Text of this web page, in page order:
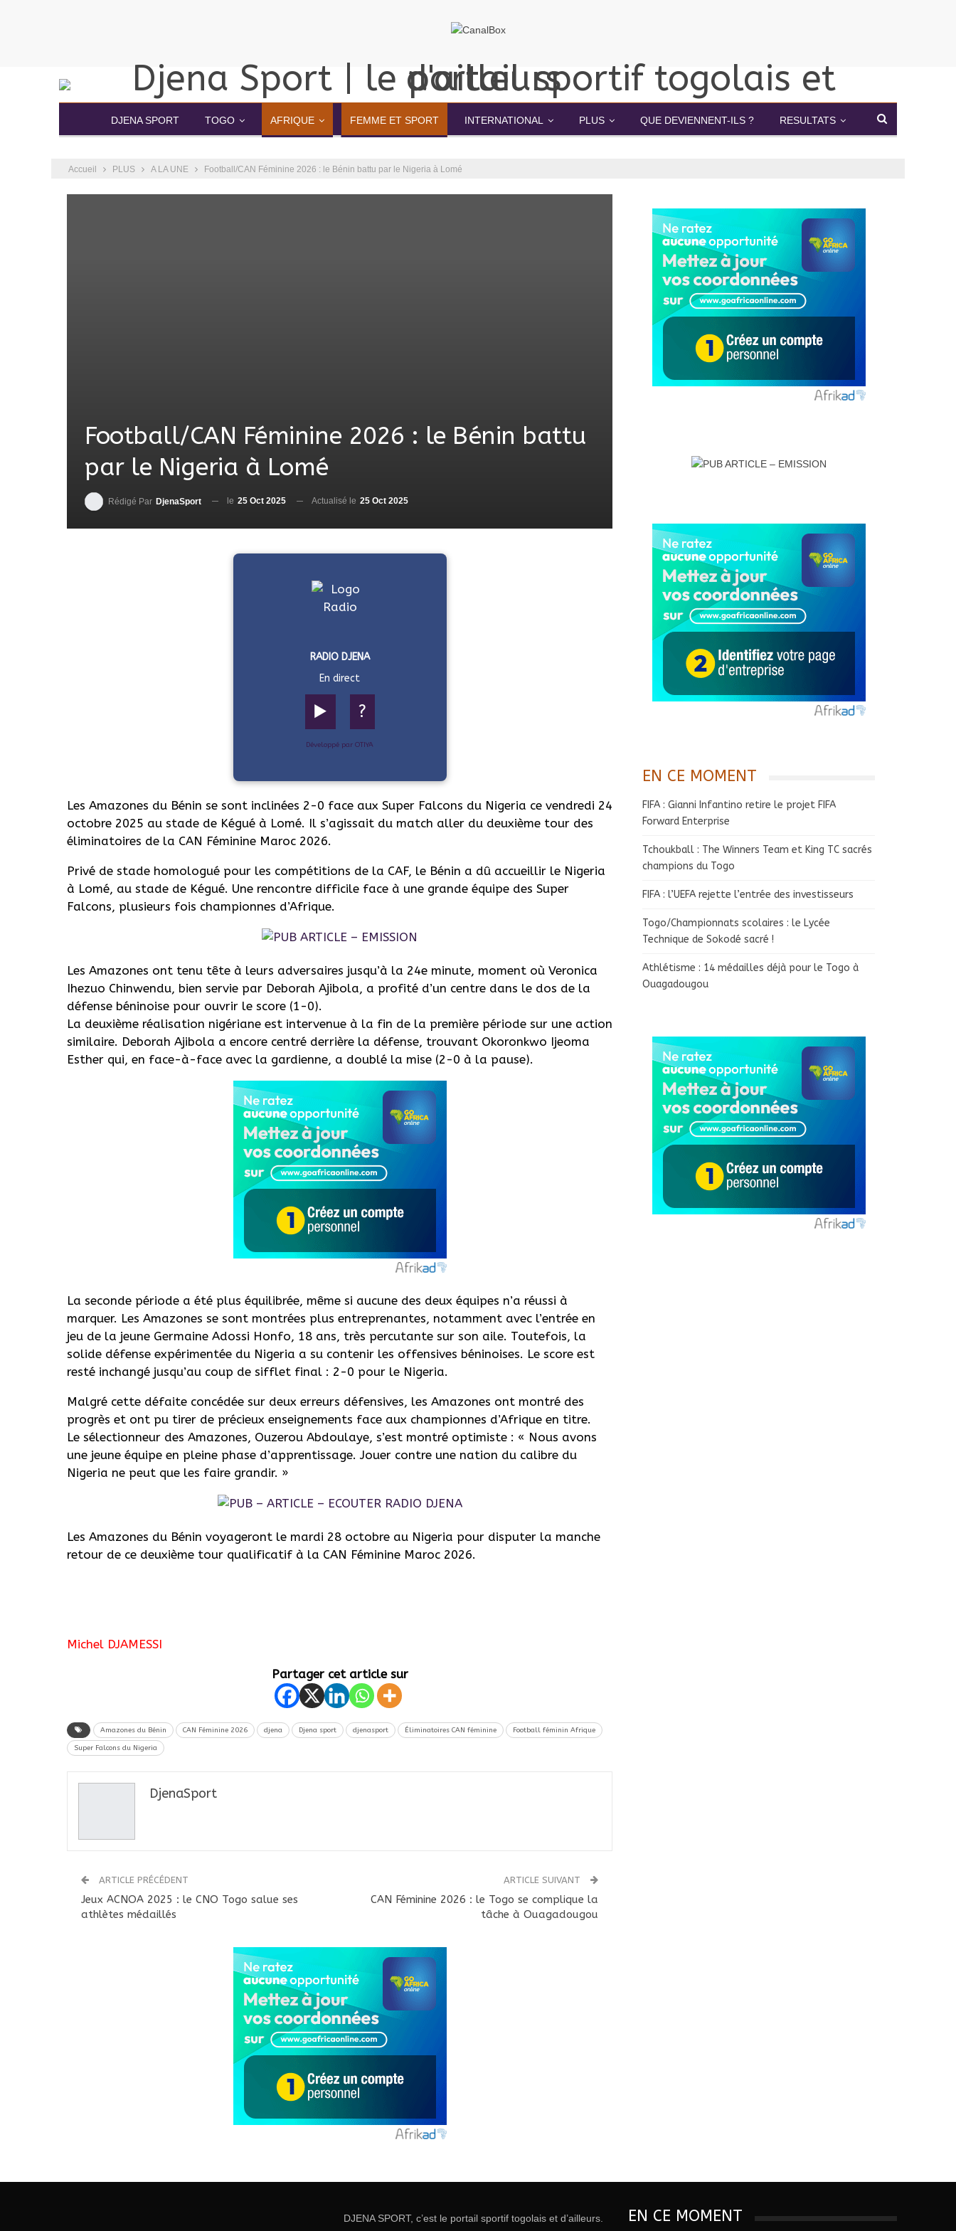
DJENA SPORT TOGO AFRIQUE FEMME ET SPORT INTERNATIONAL PLUS QUE DEVIENNENT-ILS ? RESULTATS
Accueil PLUS A LA UNE Football/CAN Féminine 2026 : le Bénin battu par le Nigeria à Lomé
Football/CAN Féminine 2026 : le Bénin battu
par le Nigeria à Lomé
Rédigé Par DjenaSport le 25 Oct 2025 Actualisé le 25 Oct 2025
RADIO DJENA
En direct
▶️ ?
Développé par OTIYA
Les Amazones du Bénin se sont inclinées 2-0 face aux Super Falcons du Nigeria ce vendredi 24
octobre 2025 au stade de Kégué à Lomé. Il s’agissait du match aller du deuxième tour des
éliminatoires de la CAN Féminine Maroc 2026.
Privé de stade homologué pour les compétitions de la CAF, le Bénin a dû accueillir le Nigeria
à Lomé, au stade de Kégué. Une rencontre difficile face à une grande équipe des Super
Falcons, plusieurs fois championnes d’Afrique.
Les Amazones ont tenu tête à leurs adversaires jusqu’à la 24e minute, moment où Veronica
Ihezuo Chinwendu, bien servie par Deborah Ajibola, a profité d’un centre dans le dos de la
défense béninoise pour ouvrir le score (1-0).
La deuxième réalisation nigériane est intervenue à la fin de la première période sur une action
similaire. Deborah Ajibola a encore centré derrière la défense, trouvant Okoronkwo Ijeoma
Esther qui, en face-à-face avec la gardienne, a doublé la mise (2-0 à la pause).
La seconde période a été plus équilibrée, même si aucune des deux équipes n’a réussi à
marquer. Les Amazones se sont montrées plus entreprenantes, notamment avec l’entrée en
jeu de la jeune Germaine Adossi Honfo, 18 ans, très percutante sur son aile. Toutefois, la
solide défense expérimentée du Nigeria a su contenir les offensives béninoises. Le score est
resté inchangé jusqu’au coup de sifflet final : 2-0 pour le Nigeria.
Malgré cette défaite concédée sur deux erreurs défensives, les Amazones ont montré des
progrès et ont pu tirer de précieux enseignements face aux championnes d’Afrique en titre.
Le sélectionneur des Amazones, Ouzerou Abdoulaye, s’est montré optimiste : « Nous avons
une jeune équipe en pleine phase d’apprentissage. Jouer contre une nation du calibre du
Nigeria ne peut que les faire grandir. »
Les Amazones du Bénin voyageront le mardi 28 octobre au Nigeria pour disputer la manche
retour de ce deuxième tour qualificatif à la CAN Féminine Maroc 2026.
Michel DJAMESSI
Partager cet article sur
Amazones du Bénin CAN Féminine 2026 djena Djena sport djenasport Éliminatoires CAN féminine Football féminin Afrique
Super Falcons du Nigeria
DjenaSport
ARTICLE PRÉCÉDENT
Jeux ACNOA 2025 : le CNO Togo salue ses
athlètes médaillés
ARTICLE SUIVANT
CAN Féminine 2026 : le Togo se complique la
tâche à Ouagadougou
EN CE MOMENT
FIFA : Gianni Infantino retire le projet FIFA
Forward Enterprise
Tchoukball : The Winners Team et King TC sacrés
champions du Togo
FIFA : l’UEFA rejette l’entrée des investisseurs
Togo/Championnats scolaires : le Lycée
Technique de Sokodé sacré !
Athlétisme : 14 médailles déjà pour le Togo à
Ouagadougou
DJENA SPORT, c’est le portail sportif togolais et d’ailleurs.
EN CE MOMENT